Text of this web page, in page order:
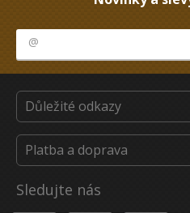
Důležité odkazy
Platba a doprava
Sledujte nás